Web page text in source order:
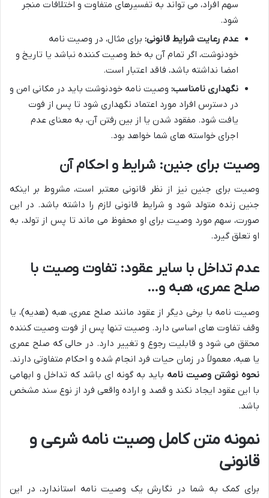
سهم افراد، می تواند به تفسیرهای متفاوت و اختلافات منجر
شود.
عدم رعایت شرایط قانونی: برای مثال، در وصیت نامه
خودنوشت، اگر تمام آن به خط وصیت کننده نباشد یا تاریخ و
امضا نداشته باشد، فاقد اعتبار است.
نگهداری نامناسب: وصیت نامه خودنوشت باید در مکانی امن و
در دسترس افراد مورد اعتماد نگهداری شود تا پس از فوت
یافت شود. مفقود شدن یا از بین رفتن آن، به معنای عدم
اجرای خواسته های شما خواهد بود.
وصیت برای جنین: شرایط و احکام آن
وصیت برای جنین نیز از نظر قانونی معتبر است، مشروط بر اینکه
جنین زنده متولد شود و شرایط قانونی لازم را داشته باشد. در این
صورت، سهم مورد وصیت برای او محفوظ می ماند تا پس از تولد، به
او تعلق گیرد.
عدم تداخل با سایر عقود: تفاوت وصیت با
صلح عمری، هبه و…
وصیت نامه با برخی دیگر از عقود مانند صلح عمری، هبه (هدیه)، یا
وقف تفاوت های اساسی دارد. وصیت تنها پس از فوت وصیت کننده
محقق می شود و قابلیت رجوع و تغییر دارد. در حالی که صلح عمری
یا هبه، معمولاً در زمان حیات فرد انجام شده و احکام متفاوتی دارند.
نحوه نوشتن وصیت نامه باید به گونه ای باشد که تداخل و ابهامی
با این عقود ایجاد نکند و قصد و اراده واقعی فرد از نوع سند مشخص
باشد.
نمونه متن کامل وصیت نامه شرعی و
قانونی
برای کمک به شما در نگارش یک وصیت نامه استاندارد، در این